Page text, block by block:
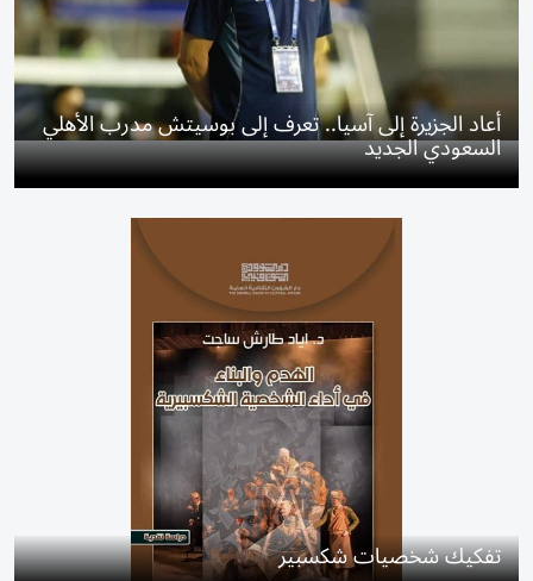
أعاد الجزيرة إلى آسيا.. تعرف إلى بوسيتش مدرب الأهلي
السعودي الجديد
تفكيك شخصيات شكسبير